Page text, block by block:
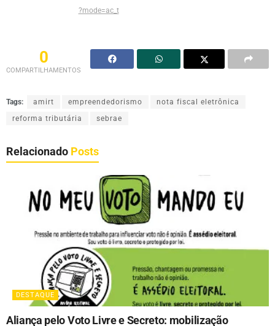
?mode=ac_t
0
COMPARTILHAMENTOS
Tags: amirt empreendedorismo
nota fiscal eletrônica
reforma tributária
sebrae
Relacionado Posts
DESTAQUE
Aliança pelo Voto Livre e Secreto: mobilização